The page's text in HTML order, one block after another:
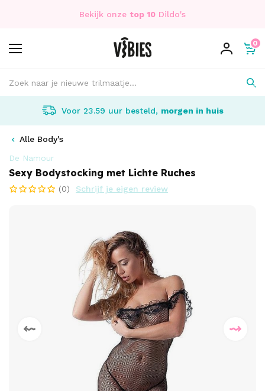
Bekijk onze top 10 Dildo's
0
Voor 23.59 uur besteld, morgen in huis
Alle Body's
De Namour
Sexy Bodystocking met Lichte Ruches
(0) Schrijf je eigen review